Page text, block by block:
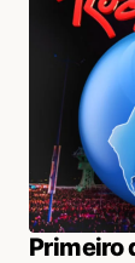
Primeiro